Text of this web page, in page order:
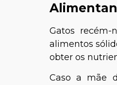
Gatos
alimentos
obter os
Caso a mãe